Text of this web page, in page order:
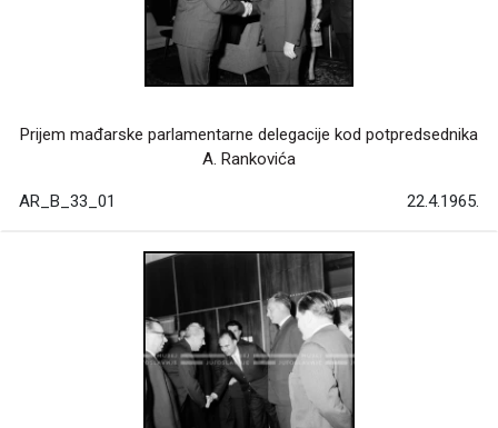
Prijem mađarske parlamentarne delegacije kod potpredsednika
A. Rankovića
AR_B_33_01 22.4.1965.